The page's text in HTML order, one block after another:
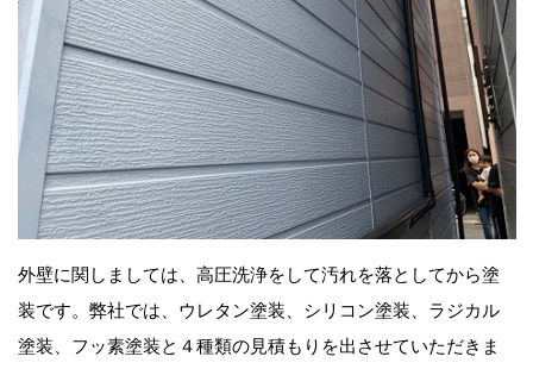
外壁に関しましては、高圧洗浄をして汚れを落としてから塗
装です。弊社では、ウレタン塗装、シリコン塗装、ラジカル
塗装、フッ素塗装と４種類の見積もりを出させていただきま